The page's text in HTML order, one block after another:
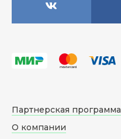
Партнерская программа
О компании